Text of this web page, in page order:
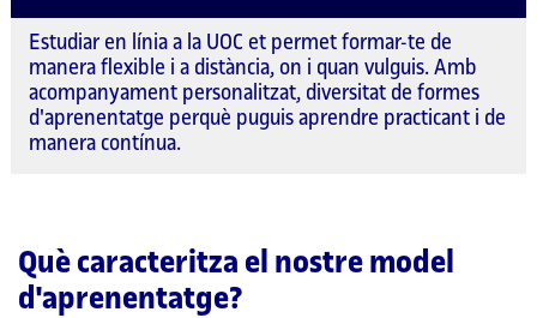
Estudiar en línia a la UOC et permet formar-te de
manera flexible i a distància, on i quan vulguis. Amb
acompanyament personalitzat, diversitat de formes
d'aprenentatge perquè puguis aprendre practicant i de
manera contínua.
Què caracteritza el nostre model
d'aprenentatge?